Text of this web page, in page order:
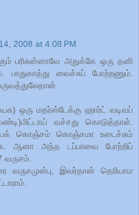
2008 at 4:08 PM
பரிசுன்னாவே அதுக்கே ஒரு தனி
வைச்சுப் போற்றணும்.
ஒரு மதர்ஸ்டேக்கு ஹார்ட் வடிவப்
வச்சது கொடுத்தாள்.
கொஞ்சம் கொஞ்சமா உடைச்சும்
ஆனா அந்த டப்பாவை போற்றிப்
வருசம்.
வருசமுன்பு, இவர்தான் தெரியாம